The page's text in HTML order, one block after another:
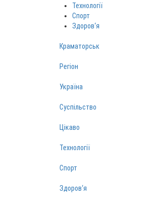
Технології
Спорт
Здоров‘я
Краматорськ
Регіон
Україна
Суспільство
Цікаво
Технології
Спорт
Здоров‘я